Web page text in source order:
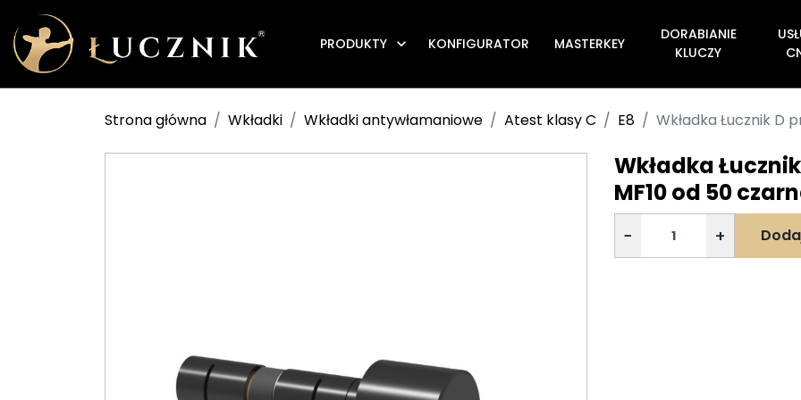
PRODUKTY  KONFIGURATOR MASTERKEY
DORABIANIE
KLUCZY
Strona główna Wkładki Wkładki antywłamaniowe Atest klasy C E8 Wkładka Łucznik D
Wkładka
MF10 od 50
− +